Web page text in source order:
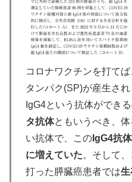
コロナワクチンを打て
タンパク(SP)が産生さ
IgG4という抗体ができ
タ抗体ともいうべき、
い抗体で、この IgG4抗
に増えていた。そして
打った膵臓癌患者では生